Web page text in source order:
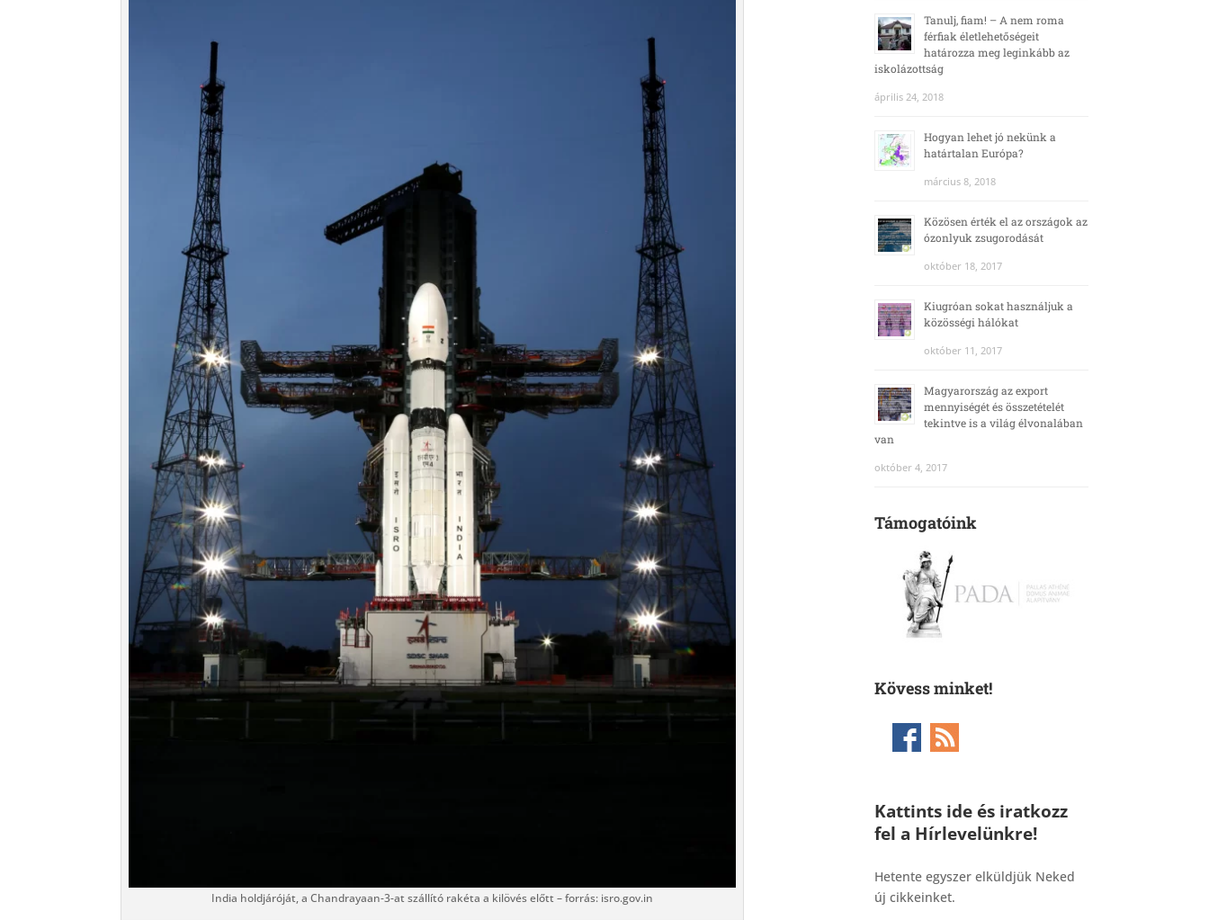
India holdjáróját, a Chandrayaan-3-at szállító rakéta a kilövés előtt – forrás: isro.gov.in
Tanulj, fiam! – A nem roma
férfiak életlehetőségeit
határozza meg leginkább az
iskolázottság
április 24, 2018
Hogyan lehet jó nekünk a
határtalan Európa?
március 8, 2018
Közösen érték el az országok az
ózonlyuk zsugorodását
október 18, 2017
Kiugróan sokat használjuk a
közösségi hálókat
október 11, 2017
Magyarország az export
mennyiségét és összetételét
tekintve is a világ élvonalában
van
október 4, 2017
Támogatóink
Kövess minket!
Kattints ide és iratkozz
fel a Hírlevelünkre!
Hetente egyszer elküldjük Neked
új cikkeinket.